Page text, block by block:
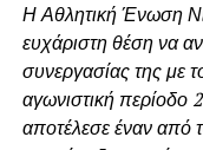
Η Αθλητική Ένωση
ευχάριστη θέση να
συνεργασίας της με
αγωνιστική περίοδο
αποτέλεσε έναν από